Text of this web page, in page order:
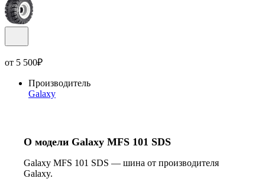
от 5 500₽
Производитель
Galaxy
О модели Galaxy MFS 101 SDS
Galaxy MFS 101 SDS — шина от производителя
Galaxy.